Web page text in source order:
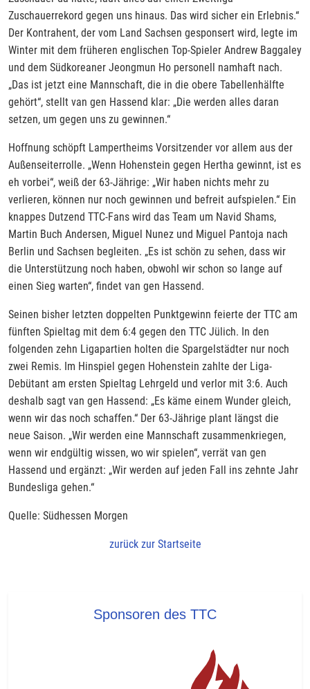
Zuschauerrekord gegen uns hinaus. Das wird sicher ein Erlebnis.“
Der Kontrahent, der vom Land Sachsen gesponsert wird, legte im
Winter mit dem früheren englischen Top-Spieler Andrew Baggaley
und dem Südkoreaner Jeongmun Ho personell namhaft nach.
„Das ist jetzt eine Mannschaft, die in die obere Tabellenhälfte
gehört“, stellt van gen Hassend klar: „Die werden alles daran
setzen, um gegen uns zu gewinnen.“
Hoffnung schöpft Lampertheims Vorsitzender vor allem aus der
Außenseiterrolle. „Wenn Hohenstein gegen Hertha gewinnt, ist es
eh vorbei“, weiß der 63-Jährige: „Wir haben nichts mehr zu
verlieren, können nur noch gewinnen und befreit aufspielen.“ Ein
knappes Dutzend TTC-Fans wird das Team um Navid Shams,
Martin Buch Andersen, Miguel Nunez und Miguel Pantoja nach
Berlin und Sachsen begleiten. „Es ist schön zu sehen, dass wir
die Unterstützung noch haben, obwohl wir schon so lange auf
einen Sieg warten“, findet van gen Hassend.
Seinen bisher letzten doppelten Punktgewinn feierte der TTC am
fünften Spieltag mit dem 6:4 gegen den TTC Jülich. In den
folgenden zehn Ligapartien holten die Spargelstädter nur noch
zwei Remis. Im Hinspiel gegen Hohenstein zahlte der Liga-
Debütant am ersten Spieltag Lehrgeld und verlor mit 3:6. Auch
deshalb sagt van gen Hassend: „Es käme einem Wunder gleich,
wenn wir das noch schaffen.“ Der 63-Jährige plant längst die
neue Saison. „Wir werden eine Mannschaft zusammenkriegen,
wenn wir endgültig wissen, wo wir spielen“, verrät van gen
Hassend und ergänzt: „Wir werden auf jeden Fall ins zehnte Jahr
Bundesliga gehen.“
Quelle: Südhessen Morgen
zurück zur Startseite
Sponsoren des TTC